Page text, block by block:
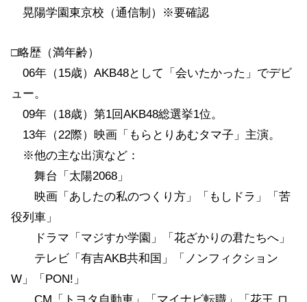
晃陽学園東京校（通信制）※要確認
□略歴（満年齢）
06年（15歳）AKB48として「会いたかった」でデビ
ュー。
09年（18歳）第1回AKB48総選挙1位。
13年（22際）映画「もらとりあむタマ子」主演。
※他の主な出演など：
舞台「太陽2068」
映画「あしたの私のつくり方」「もしドラ」「苦
役列車」
ドラマ「マジすか学園」「花ざかりの君たちへ」
テレビ「有吉AKB共和国」「ノンフィクション
W」「PON!」
CM「トヨタ自動車」「マイナビ転職」「花王 ロ